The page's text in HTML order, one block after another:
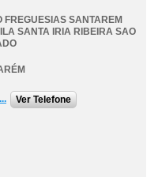
FREGUESIAS SANTAREM
SANTA IRIA RIBEIRA SAO
Ver Telefone